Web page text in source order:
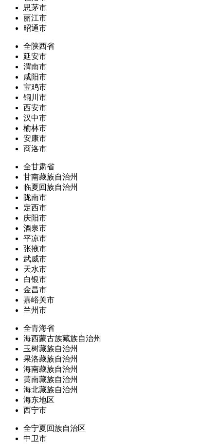
思茅市
丽江市
昭通市
全陕西省
延安市
渭南市
咸阳市
宝鸡市
铜川市
西安市
汉中市
榆林市
安康市
商洛市
全甘肃省
甘南藏族自治州
临夏回族自治州
陇南市
定西市
庆阳市
酒泉市
平凉市
张掖市
武威市
天水市
白银市
金昌市
嘉峪关市
兰州市
全青海省
海西蒙古族藏族自治州
玉树藏族自治州
果洛藏族自治州
海南藏族自治州
黄南藏族自治州
海北藏族自治州
海东地区
西宁市
全宁夏回族自治区
中卫市